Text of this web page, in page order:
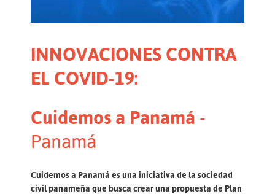
INNOVACIONES CONTRA
EL COVID-19:
Cuidemos a Panamá -
Panamá
Cuidemos a Panamá es una iniciativa de la sociedad
civil panameña que busca crear una propuesta de Plan